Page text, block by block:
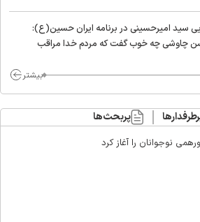
سید امیر‌حسینی در برنامه ایران حسین(ع):
چاوشی چه خوب گفت که مردم خدا مراقب
بیشتر
پربحث‌ها
نوجوانان را آغاز کرد